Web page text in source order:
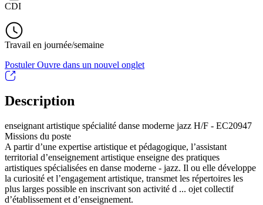
CDI
Travail en journée/semaine
PostulerOuvre dans un nouvel onglet
Description
enseignant artistique spécialité danse moderne jazz H/F - EC20947
Missions du poste
A partir d’une expertise artistique et pédagogique, l’assistant
territorial d’enseignement artistique enseigne des pratiques
artistiques spécialisées en danse moderne - jazz. Il ou elle développe
la curiosité et l’engagement artistique, transmet les répertoires les
plus larges possible en inscrivant son activité d ... ojet collectif
d’établissement et d’enseignement.